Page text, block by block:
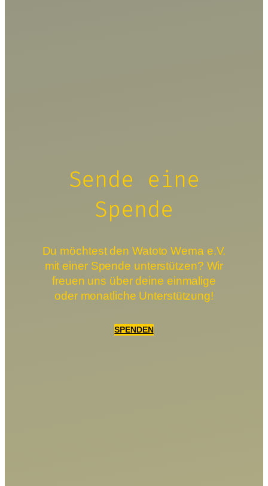
Sende eine
Spende
Du möchtest den Watoto Wema e.V.
mit einer Spende unterstützen? Wir
freuen uns über deine einmalige
oder monatliche Unterstützung!
SPENDEN